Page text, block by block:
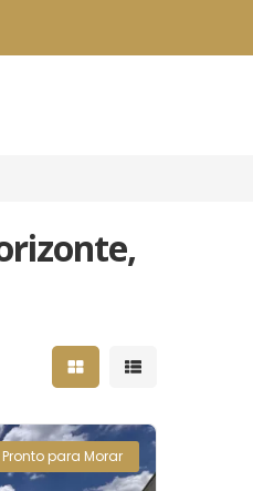
Mostrar resultados
Mostrar
Pronto para Morar